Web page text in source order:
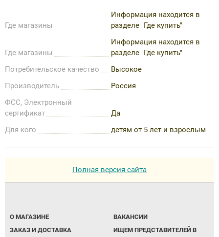
Где магазины
Информация находится в
разделе "Где купить"
Где магазины
Информация находится в
разделе "Где купить"
Потребительское качество
Высокое
Производитель
Россия
ФСС, Электронный
сертификат
Да
Для кого
детям от 5 лет и взрослым
Полная версия сайта
О МАГАЗИНЕ
ЗАКАЗ И ДОСТАВКА
ВАКАНСИИ
ИЩЕМ ПРЕДСТАВИТЕЛЕЙ В